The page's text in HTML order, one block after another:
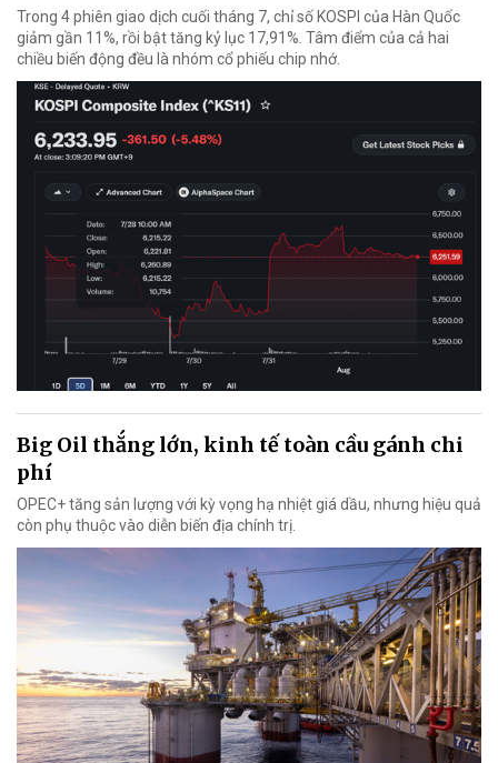
Trong 4 phiên giao dịch cuối tháng 7, chỉ số KOSPI của Hàn Quốc
giảm gần 11%, rồi bật tăng kỷ lục 17,91%. Tâm điểm của cả hai
chiều biến động đều là nhóm cổ phiếu chip nhớ.
Big Oil thắng lớn, kinh tế toàn cầu gánh chi
phí
OPEC+ tăng sản lượng với kỳ vọng hạ nhiệt giá dầu, nhưng hiệu quả
còn phụ thuộc vào diễn biến địa chính trị.